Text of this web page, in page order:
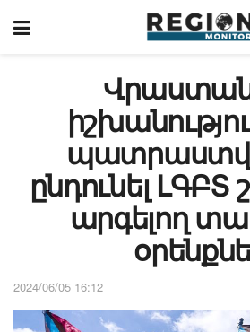
ընդունել ԼԳԲՏ
արգելող
2024/06/05 16:12